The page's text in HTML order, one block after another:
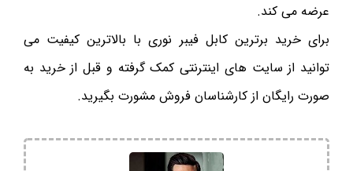
عرضه می کند.
برای خرید برترین کابل فیبر نوری با بالاترین کیفیت می
توانید از سایت های اینترنتی کمک گرفته و قبل از خرید به
صورت رایگان از کارشناسان فروش مشورت بگیرید.